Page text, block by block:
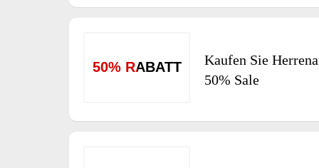
50% RABATT
Kaufen Sie
50% Sale